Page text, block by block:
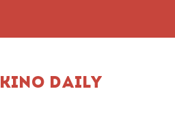
KINO DAILY